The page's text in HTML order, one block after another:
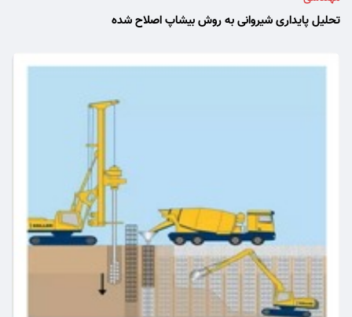
تحلیل پایداری شیروانی به روش بیشاپ اصلاح شده